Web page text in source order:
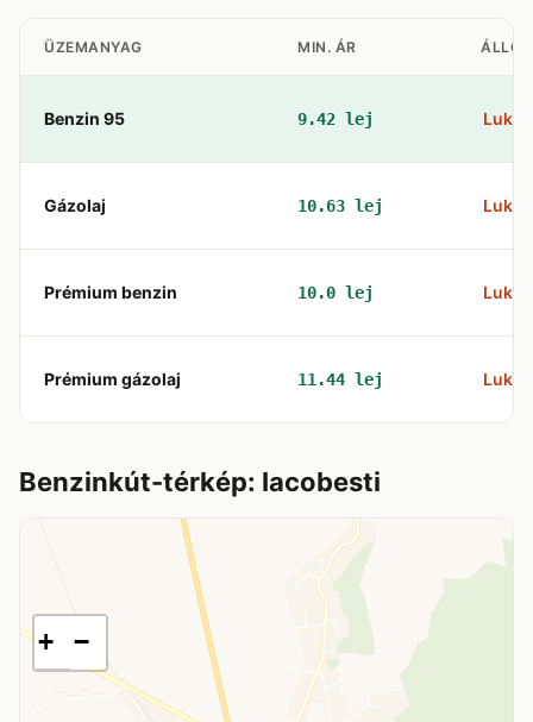
ÜZEMANYAG MIN. ÁR
Benzin 95 9.42 lej Lukoil
Gázolaj 10.63 lej Lukoil
Prémium benzin 10.0 lej Lukoil
Prémium gázolaj 11.44 lej Lukoil
Benzinkút-térkép: Iacobesti
+ −